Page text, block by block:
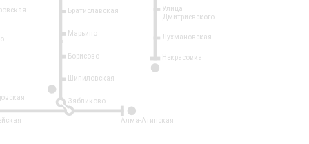
2
Братиславская
Марьино
Борисово
Шипиловская
Зябликово
Алма-Атинская
Улица
Дмитриевского
Лухмановская
Некрасовка